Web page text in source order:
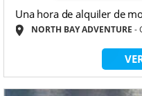
Una hora de alquiler de
NORTH BAY ADVENTURE